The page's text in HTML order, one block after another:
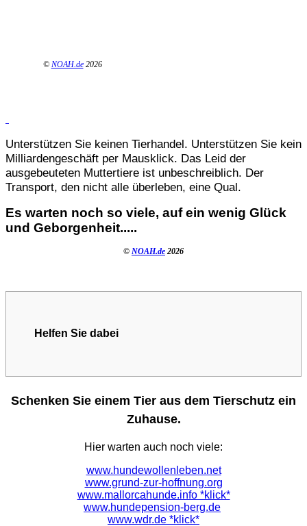
© NOAH.de 2026
Unterstützen Sie keinen Tierhandel. Unterstützen Sie kein
Milliardengeschäft per Mausklick. Das Leid der
ausgebeuteten Muttertiere ist unbeschreiblich. Der
Transport, den nicht alle überleben, eine Qual.
Es warten noch so viele, auf ein wenig Glück
und Geborgenheit.....
© NOAH.de 2026
Helfen Sie dabei
Schenken Sie einem Tier aus dem Tierschutz ein
Zuhause.
Hier warten auch noch viele:
www.hundewollenleben.net
www.grund-zur-hoffnung.org
www.mallorcahunde.info *klick*
www.hundepension-berg.de
www.wdr.de *klick*